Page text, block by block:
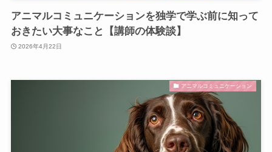
アニマルコミュニケーションを独学で学ぶ前に知って
おきたい大事なこと【講師の体験談】
2026年4月22日
アニマルコミュニケーション